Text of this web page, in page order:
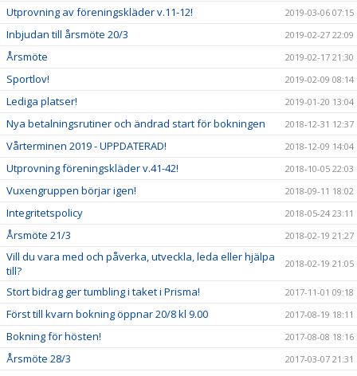
Utprovning av föreningskläder v.11-12! 2019-03-06 07:15
Inbjudan till årsmöte 20/3 2019-02-27 22:09
Årsmöte 2019-02-17 21:30
Sportlov! 2019-02-09 08:14
Lediga platser! 2019-01-20 13:04
Nya betalningsrutiner och ändrad start för bokningen 2018-12-31 12:37
Vårterminen 2019 - UPPDATERAD! 2018-12-09 14:04
Utprovning föreningskläder v.41-42! 2018-10-05 22:03
Vuxengruppen börjar igen! 2018-09-11 18:02
Integritetspolicy 2018-05-24 23:11
Årsmöte 21/3 2018-02-19 21:27
Vill du vara med och påverka, utveckla, leda eller hjälpa
till?
2018-02-19 21:05
Stort bidrag ger tumbling i taket i Prisma! 2017-11-01 09:18
Först till kvarn bokning öppnar 20/8 kl 9.00 2017-08-19 18:11
Bokning för hösten! 2017-08-08 18:16
Årsmöte 28/3 2017-03-07 21:31